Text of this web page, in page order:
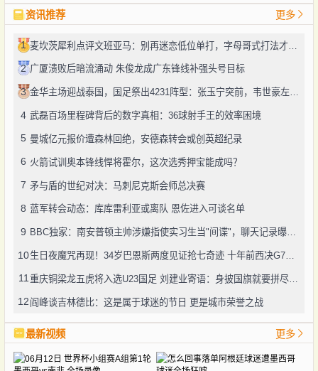
资讯推荐 更多
1 麦坎茨犀利点评文班亚马：别再迷恋低位单打，字母哥式打法才是未来
2 广厦溃败后暗流涌动 朱俊龙成广东锋线补强头号目标
3 金华主场迎战泰国，国足祭出4231阵型：张玉宁突前，韦世豪左路驰骋
4 武磊百场里程碑背后的数字真相：36球射手王的效率困境
5 曼城亿元报价遭森林回绝，安德森转会或创英超纪录
6 火箭试训奥本锋线悍将霍尔，这次选秀押宝能成吗？
7 矛与盾的世纪对决：马刺尼克斯会师总决赛
8 蓝军转会动态：库库雷利亚或离队 恩佐进入可谈名单
9 BBC独家：南安普顿主帅涉嫌指使实习生当"间谍"，聊天记录曝光引轩然大波
10 生日夜魔咒再现！34岁巴恩斯两度见证抢七奇迹 十年前西决G7也曾送雷霆回家
11 重庆铜梁龙五虎将入选U23国足 刘建业寄语：身披国旗就要拼尽全力
12 阎峰谈吉林德比：这是属于球迷的节日 更是城市荣誉之战
最新视频 更多